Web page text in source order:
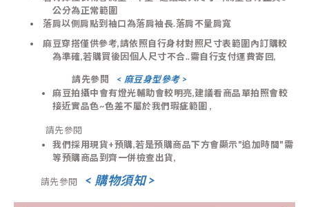
公分為正常範圍
落肩以側肩點到袖口為落肩袖長.落肩不量肩寬
麻豆穿搭僅供參考,請依照自行身材對照尺寸表範圍內訂購較
為準確,若購買後因個人尺寸不合..需自行支付運費寄回,
請先參閱
< 麻豆身型參考 >
麻豆拍攝中會有燈光輔助會較明亮,建議看商品單拍照會較
接近實品色~色差不屬於我們瑕疵範圍 ,
請先參閱
我們採用現貨+預購,若是預購商品下方會顯示"追加時間"需
等預購商品到齊一併檢查出貨,
請先參閱 < 購物須知 >